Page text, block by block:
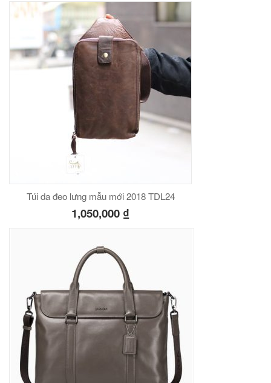
Túi da đeo lưng mẫu mới 2018 TDL24
1,050,000 ₫